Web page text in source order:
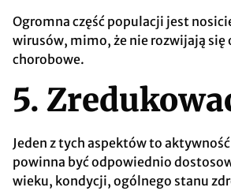
Ogromna część populacji jest
wirusów, mimo, że nie rozwijają się
chorobowe.
5.
Jeden z tych aspektów to
powinna być odpowiednio
wieku, kondycji, ogólnego stanu